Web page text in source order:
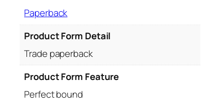
Paperback
Product Form Detail
Trade paperback
Product Form Feature
Perfect bound